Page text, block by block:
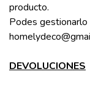
producto.
Podes gestionarlo
DEVOLUCIONES